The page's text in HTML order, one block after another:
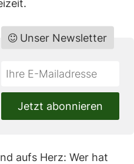
Do
this
Unser Newsletter
*Ihre
Mailadresse:
Jetzt abonnieren
aufs Herz: Wer hat